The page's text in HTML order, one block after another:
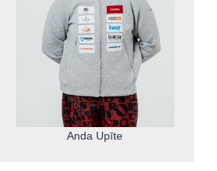
Anda Upīte